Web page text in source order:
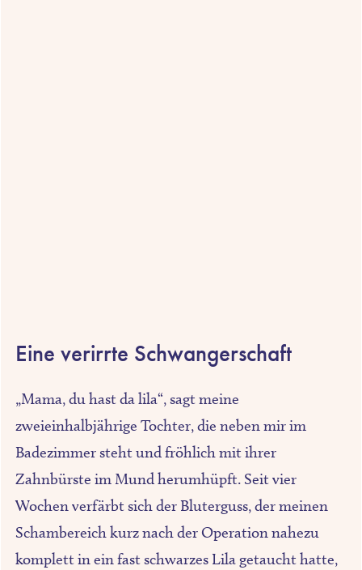
Eine verirrte Schwangerschaft
„Mama, du hast da lila“, sagt meine
zweieinhalbjährige Tochter, die neben mir im
Badezimmer steht und fröhlich mit ihrer
Zahnbürste im Mund herumhüpft. Seit vier
Wochen verfärbt sich der Bluterguss, der meinen
Schambereich kurz nach der Operation nahezu
komplett in ein fast schwarzes Lila getaucht hatte,